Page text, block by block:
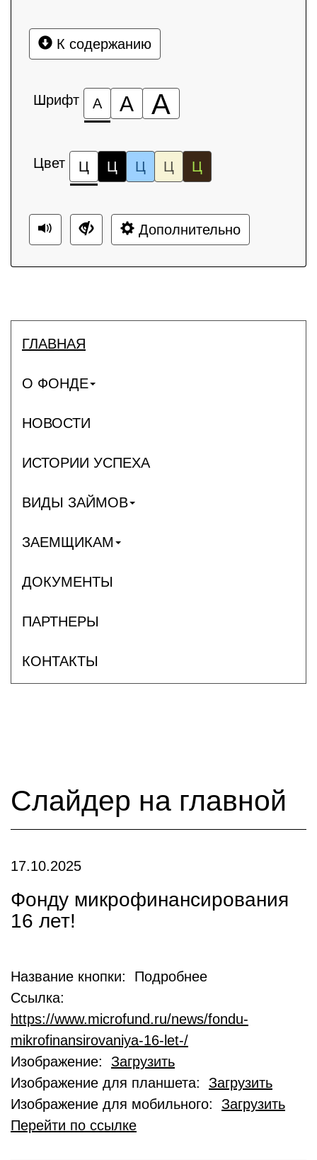
К содержанию
Шрифт А А А
Цвет Ц Ц Ц Ц Ц
Дополнительно
ГЛАВНАЯ
О ФОНДЕ
НОВОСТИ
ИСТОРИИ УСПЕХА
ВИДЫ ЗАЙМОВ
ЗАЕМЩИКАМ
ДОКУМЕНТЫ
ПАРТНЕРЫ
КОНТАКТЫ
Слайдер на главной
17.10.2025
Фонду микрофинансирования
16 лет!
Название кнопки: Подробнее
Ссылка:
https://www.microfund.ru/news/fondu-
mikrofinansirovaniya-16-let-/
Изображение: Загрузить
Изображение для планшета: Загрузить
Изображение для мобильного: Загрузить
Перейти по ссылке